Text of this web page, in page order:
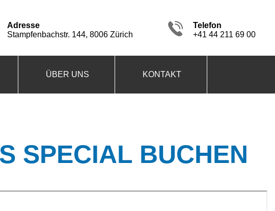
Adresse
Stampfenbachstr. 144, 8006 Zürich
Telefon
+41 44 211 69 00
ÜBER UNS KONTAKT
SPECIAL BUCHEN